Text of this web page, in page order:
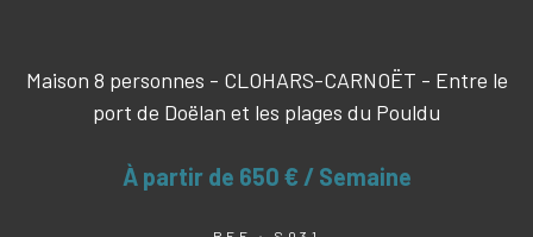
Maison 8 personnes - CLOHARS-CARNOËT - Entre le
port de Doëlan et les plages du Pouldu
À partir de 650 € / Semaine